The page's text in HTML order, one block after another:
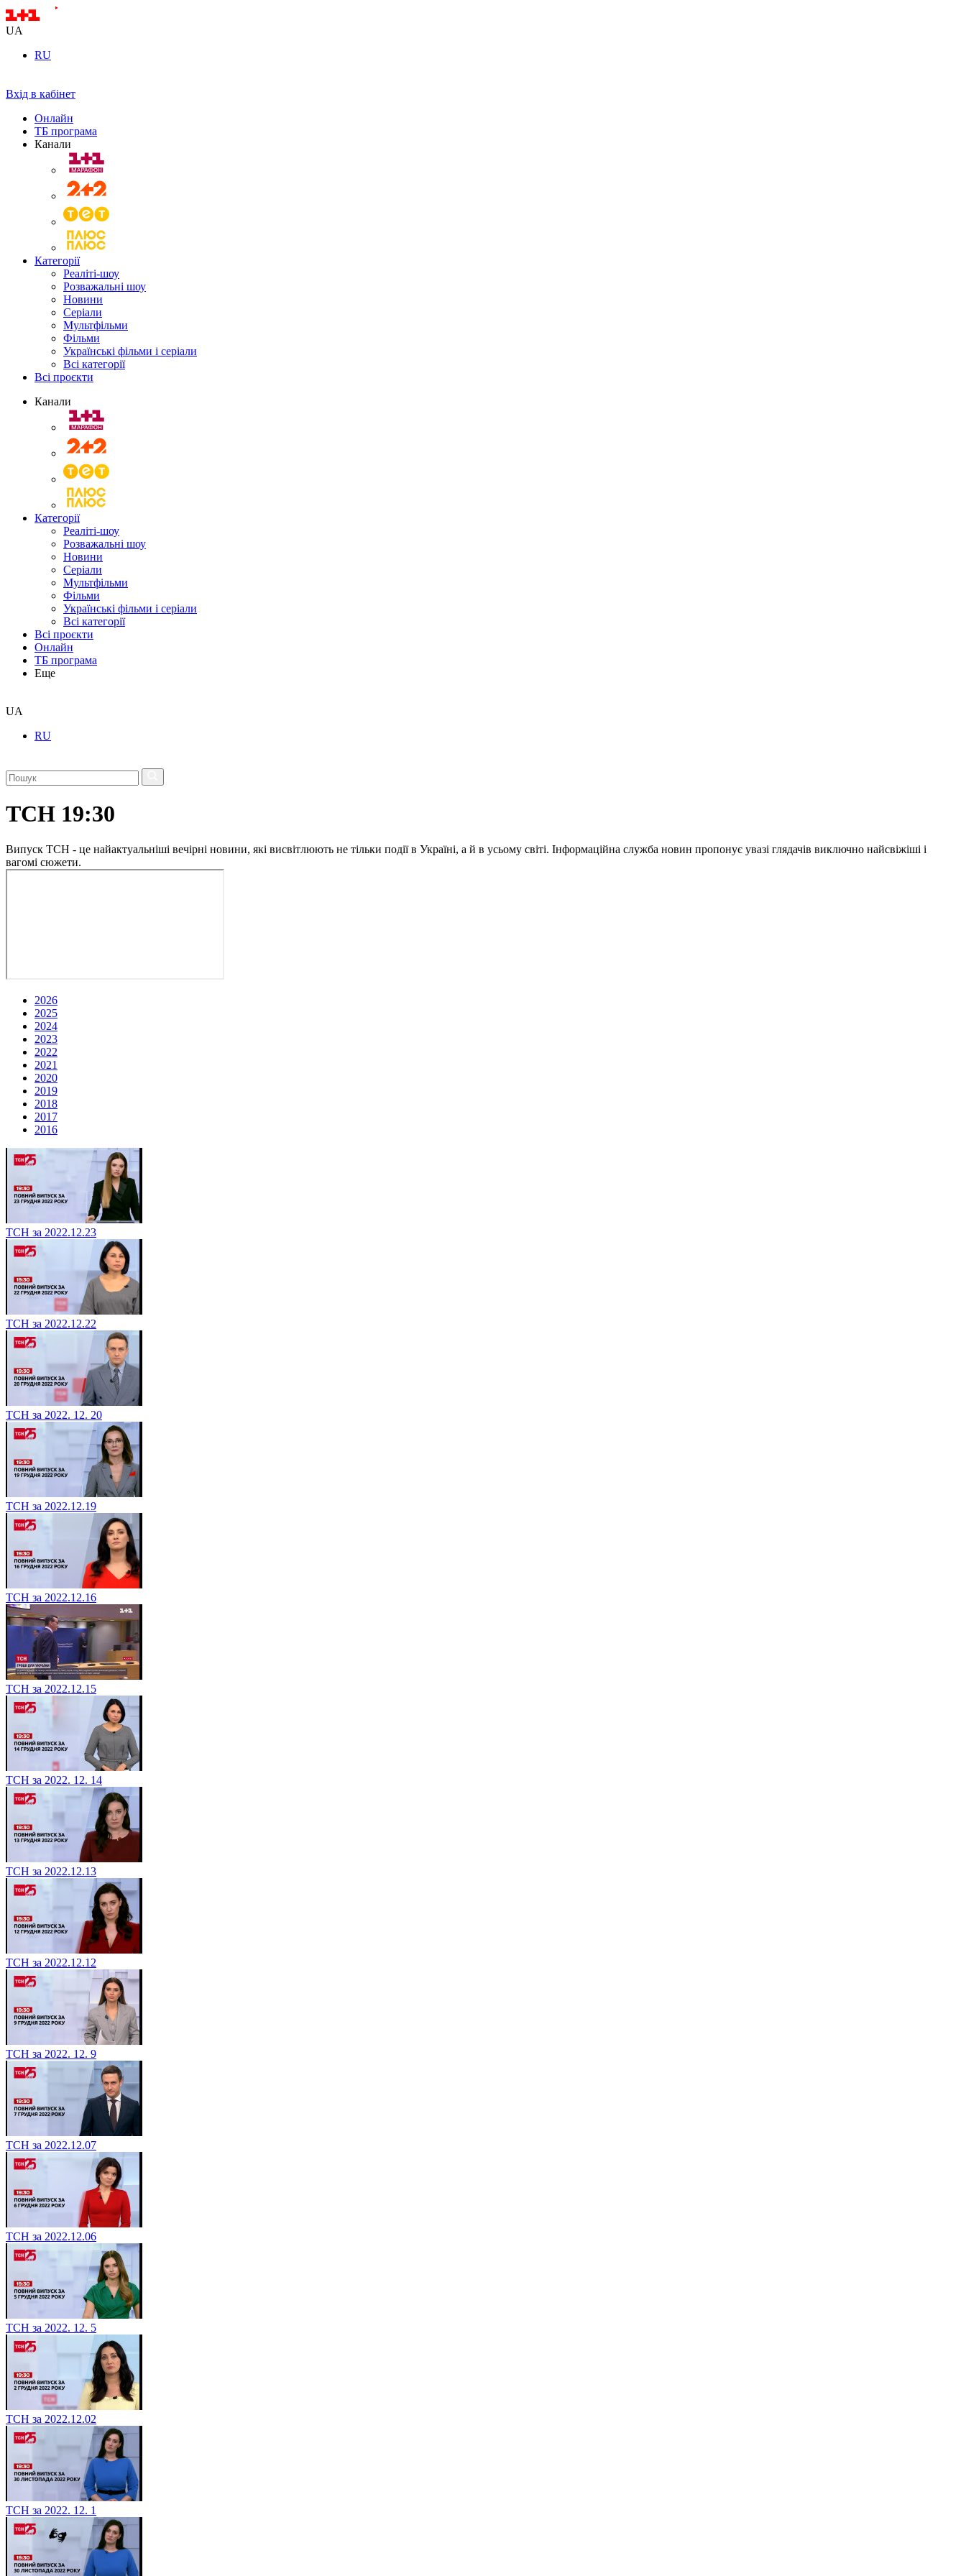
UA
RU
Вхід в кабінет
Онлайн
ТБ програма
Канали
Категорії
Реаліті-шоу
Розважальні шоу
Новини
Серіали
Мультфільми
Фільми
Українські фільми і серіали
Всі категорії
Всі проєкти
Канали
Категорії
Реаліті-шоу
Розважальні шоу
Новини
Серіали
Мультфільми
Фільми
Українські фільми і серіали
Всі категорії
Всі проєкти
Онлайн
ТБ програма
Еще
UA
RU
ТСН 19:30
Випуск ТСН - це найактуальніші вечірні новини, які висвітлюють не тільки події в Україні, а й в усьому світі. Інформаційна служба новин пропонує увазі глядачів виключно найсвіжіші і
вагомі сюжети.
2026
2025
2024
2023
2022
2021
2020
2019
2018
2017
2016
ТСН за 2022.12.23
ТСН за 2022.12.22
ТСН за 2022. 12. 20
ТСН за 2022.12.19
ТСН за 2022.12.16
ТСН за 2022.12.15
ТСН за 2022. 12. 14
ТСН за 2022.12.13
ТСН за 2022.12.12
ТСН за 2022. 12. 9
ТСН за 2022.12.07
ТСН за 2022.12.06
ТСН за 2022. 12. 5
ТСН за 2022.12.02
ТСН за 2022. 12. 1